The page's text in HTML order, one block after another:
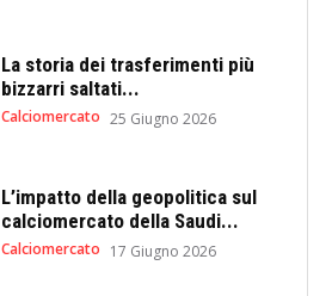
La storia dei trasferimenti più
bizzarri saltati...
Calciomercato 25 Giugno 2026
L’impatto della geopolitica sul
calciomercato della Saudi...
Calciomercato 17 Giugno 2026